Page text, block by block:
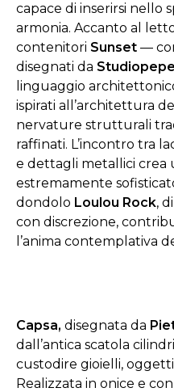
capace di inserirsi nello
armonia. Accanto al
contenitori Sunset —
disegnati da Studiopepe
linguaggio
ispirati all’architettura
nervature strutturali
raffinati. L’incontro tra
e dettagli metallici crea
estremamente
dondolo Loulou Rock, di
con discrezione,
l’anima contemplativa
Capsa, disegnata da P
dall’antica scatola
custodire gioielli, oggetti
Realizzata in onice e